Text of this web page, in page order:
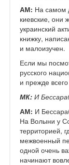
АМ: На самом
киевские, они
украинский
книжку,
и малоизучен.
Если мы
русского
и прежде
МК: И
АМ: И
На Волыни у
территорией,
межвоенный
одной очень
начинают